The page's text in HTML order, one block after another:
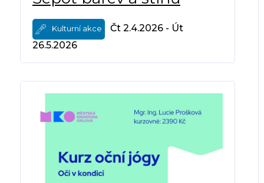
Kulturní akce
Čt 2.4.2026 - Út
26.5.2026